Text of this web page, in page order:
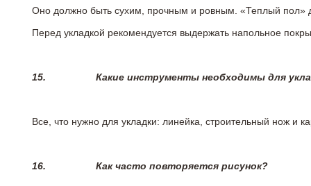
Оно должно быть сухим, прочным и ровным. «Теплый пол»
Перед укладкой рекомендуется выдержать напольное
15. Какие инструменты необходимы для
Все, что нужно для укладки: линейка, строительный нож и
16. Как часто повторяется рисунок?